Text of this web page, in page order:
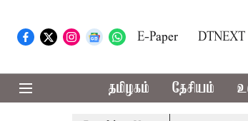
E-Paper DTNEXT
தமிழகம் தேசியம்